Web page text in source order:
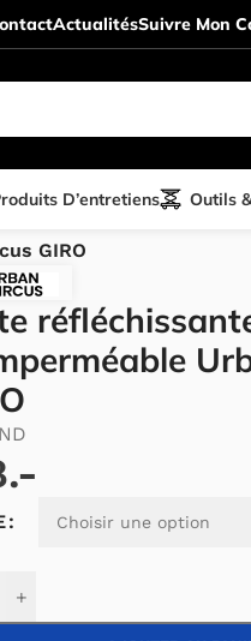
ActualitésSuivre Mon
D’entretiens Outils
GIRO
ND
+